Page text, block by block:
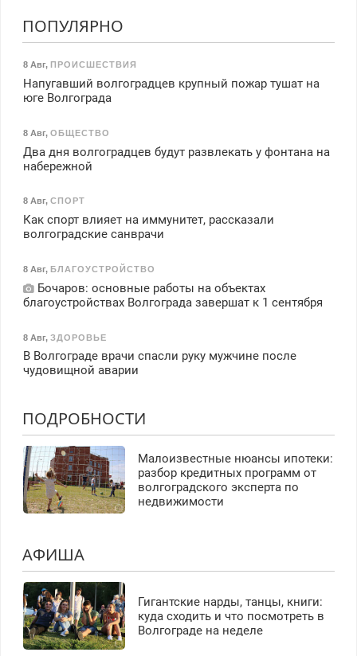
ПОПУЛЯРНО
8 Авг, ПРОИСШЕСТВИЯ
Напугавший волгоградцев крупный пожар тушат на
юге Волгограда
8 Авг, ОБЩЕСТВО
Два дня волгоградцев будут развлекать у фонтана на
набережной
8 Авг, СПОРТ
Как спорт влияет на иммунитет, рассказали
волгоградские санврачи
8 Авг, БЛАГОУСТРОЙСТВО
Бочаров: основные работы на объектах
благоустройствах Волгограда завершат к 1 сентября
8 Авг, ЗДОРОВЬЕ
В Волгограде врачи спасли руку мужчине после
чудовищной аварии
ПОДРОБНОСТИ
Малоизвестные нюансы ипотеки:
разбор кредитных программ от
волгоградского эксперта по
недвижимости
АФИША
Гигантские нарды, танцы, книги:
куда сходить и что посмотреть в
Волгограде на неделе